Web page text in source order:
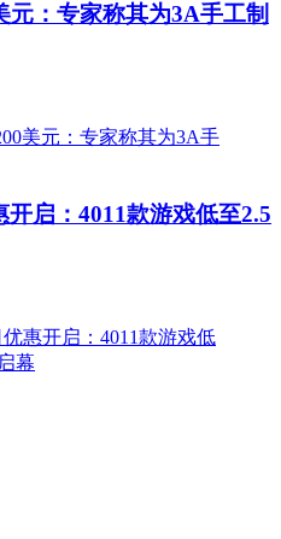
元：专家称其为3A手工制
启：4011款游戏低至2.5